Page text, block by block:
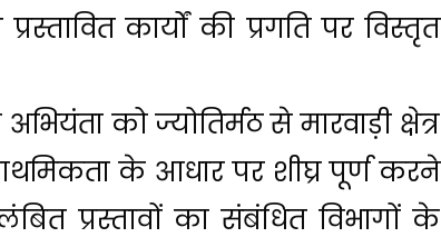
कार्यों की प्रगति पर विस्तृत
को ज्योतिर्मठ से मारवाड़ी क्षेत्र
के आधार पर शीघ्र पूर्ण करने
प्रस्तावों का संबंधित विभागों के